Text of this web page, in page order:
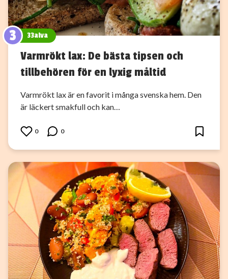
3 33alva
Varmrökt lax: De bästa tipsen och
tillbehören för en lyxig måltid
Varmrökt lax är en favorit i många svenska hem. Den
är läckert smakfull och kan…
0 0